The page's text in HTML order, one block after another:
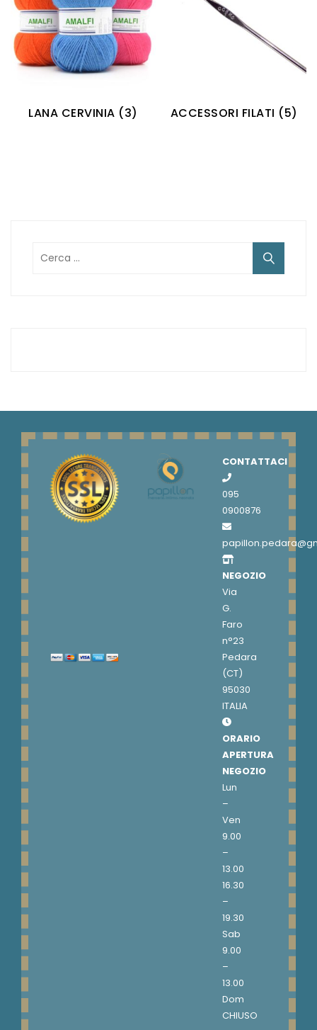
LANA CERVINIA (3) ACCESSORI FILATI (5)
per:
CONTATTACI
095
0900876
NEGOZIO
Via
G.
Faro
n°23
Pedara
(CT)
95030
ITALIA
ORARIO
APERTURA
NEGOZIO
Lun
–
Ven
9.00
–
13.00
16.30
–
19.30
Sab
9.00
–
13.00
Dom
CHIUSO